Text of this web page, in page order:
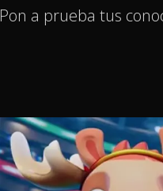
Pon a prueba tus